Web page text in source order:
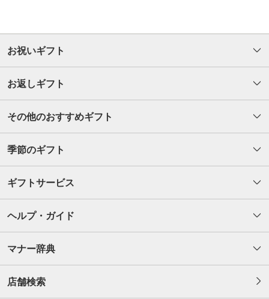
お祝いギフト
お返しギフト
その他のおすすめギフト
季節のギフト
ギフトサービス
ヘルプ・ガイド
マナー辞典
店舗検索